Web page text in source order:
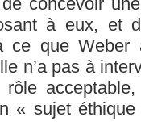
à eux, et
ce que
n’a pas à
rôle
« sujet